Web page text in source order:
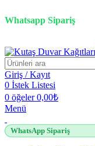
Whatsapp Sipariş
Giriş / Kayıt
0 İstek Listesi
0 öğeler 0,00₺
Menü
WhatsApp Sipariş